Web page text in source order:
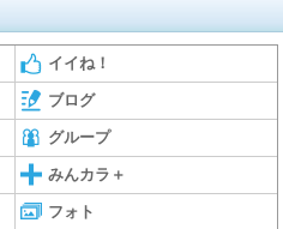
イイね！
ブログ
グループ
みんカラ＋
フォト